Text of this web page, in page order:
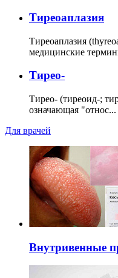
Тиреоаплазия
Тиреоаплазия
медицинские
Тирео-
Тирео- (тиреоид-;
означающая "относ...
Для врачей
Внутривенные